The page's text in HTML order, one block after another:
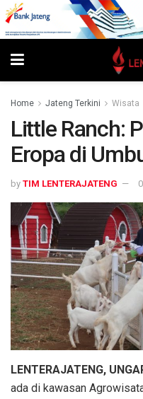
Home Jateng Terkini Wisata
Little Ranch:
Eropa di
by TIM LENTERAJATENG
LENTERAJATENG,
ada di kawasan